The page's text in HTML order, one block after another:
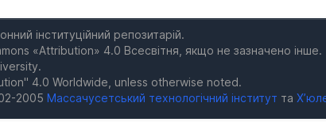
інституційний репозитарій.
«Attribution» 4.0 Всесвітня, якщо не зазначено інше.
4.0 Worldwide, unless otherwise noted.
2005 Массачусетський технологічний інститут та